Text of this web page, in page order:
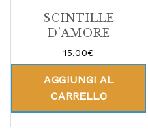
SCINTILLE
D’AMORE
15,00€
AGGIUNGI AL
CARRELLO